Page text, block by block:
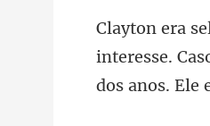
interesse.